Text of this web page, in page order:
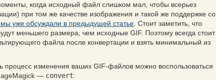
когда исходный файл слишком мал, чтобы всерьез
) при том же качестве изображения и такой же поддержке со
мы уже обсуждали в предыдущей статье . Стоит заметить, что
меньшего размера, чем исходные GIF. Поэтому всегда стоит
файла после конвертации и взять минимальный из
процесс изменения ваших GIF-файлов можно воспользоваться
— convert: